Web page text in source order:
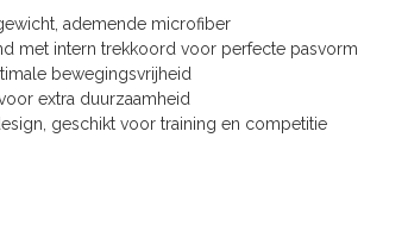
ademende microfiber
met intern trekkoord voor perfecte pasvorm
bewegingsvrijheid
extra duurzaamheid
geschikt voor training en competitie